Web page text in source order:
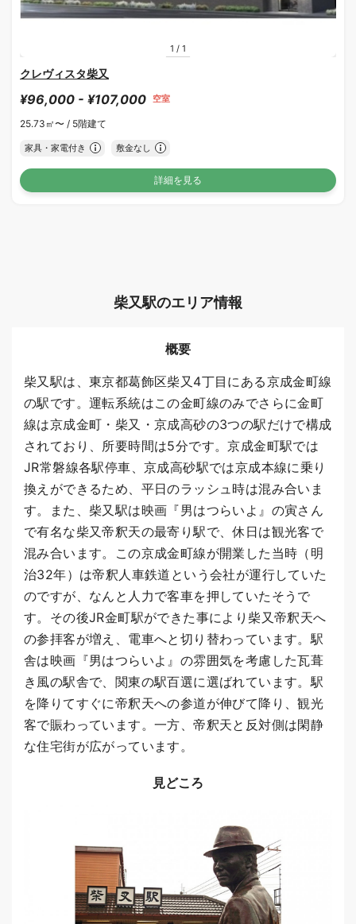
1 / 1
クレヴィスタ柴又
¥96,000 - ¥107,000 空室
25.73㎡〜 / 5階建て
家具・家電付き 敷金なし
詳細を見る
柴又駅のエリア情報
概要
柴又駅は、東京都葛飾区柴又4丁目にある京成金町線
の駅です。運転系統はこの金町線のみでさらに金町
線は京成金町・柴又・京成高砂の3つの駅だけで構成
されており、所要時間は5分です。京成金町駅では
JR常磐線各駅停車、京成高砂駅では京成本線に乗り
換えができるため、平日のラッシュ時は混み合いま
す。また、柴又駅は映画『男はつらいよ』の寅さん
で有名な柴又帝釈天の最寄り駅で、休日は観光客で
混み合います。この京成金町線が開業した当時（明
治32年）は帝釈人車鉄道という会社が運行していた
のですが、なんと人力で客車を押していたそうで
す。その後JR金町駅ができた事により柴又帝釈天へ
の参拝客が増え、電車へと切り替わっています。駅
舎は映画『男はつらいよ』の雰囲気を考慮した瓦葺
き風の駅舎で、関東の駅百選に選ばれています。駅
を降りてすぐに帝釈天への参道が伸びて降り、観光
客で賑わっています。一方、帝釈天と反対側は閑静
な住宅街が広がっています。
見どころ